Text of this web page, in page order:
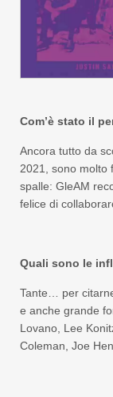
Com’è stato il
Ancora tutto da
2021, sono molto
spalle: GleAM
felice di
Quali sono le
Tante… per
e anche grande
Lovano, Lee
Coleman, Joe